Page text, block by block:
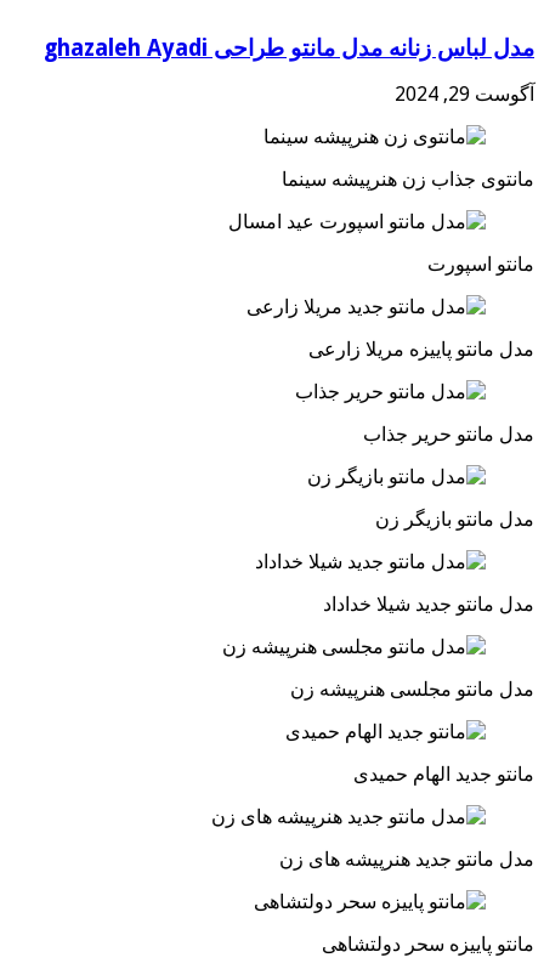
مدل لباس زنانه مدل مانتو طراحی ghazaleh Ayadi
آگوست 29, 2024
مانتوی جذاب زن هنرپیشه سینما
مانتو اسپورت
مدل مانتو پاییزه مریلا زارعی
مدل مانتو حریر جذاب
مدل مانتو بازیگر زن
مدل مانتو جدید شیلا خداداد
مدل مانتو مجلسی هنرپیشه زن
مانتو جدید الهام حمیدی
مدل مانتو جدید هنرپیشه های زن
مانتو پاییزه سحر دولتشاهی